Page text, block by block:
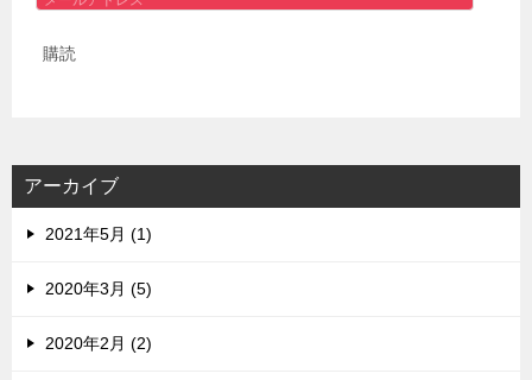
ル
ス
購読
アーカイブ
2021年5月 (1)
2020年3月 (5)
2020年2月 (2)